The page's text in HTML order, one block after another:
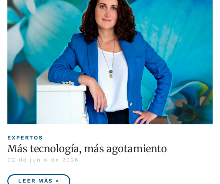
EXPERTOS
Más tecnología, más agotamiento
02 de junio de 2026
LEER MÁS »